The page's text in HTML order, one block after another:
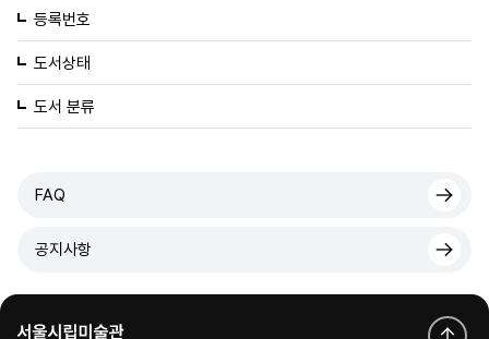
등록번호
도서상태
도서 분류
FAQ
공지사항